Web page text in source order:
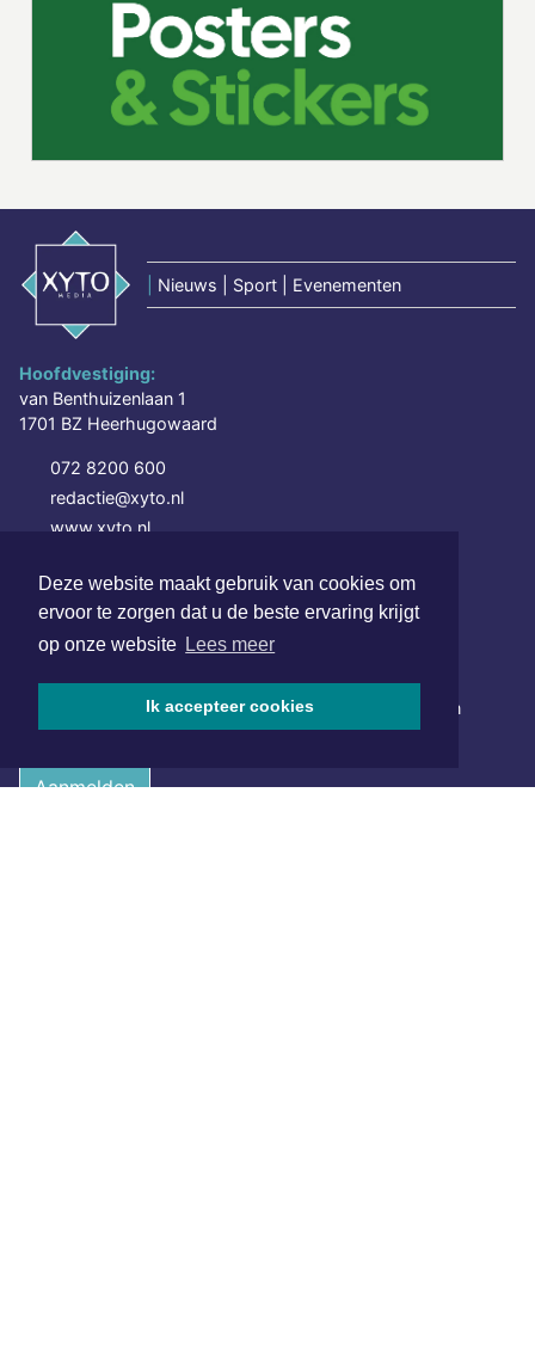
Deze website maakt gebruik van cookies om
ervoor te zorgen dat u de beste ervaring krijgt
op onze website Lees meer
Ik accepteer cookies
Nieuws | Sport | Evenementen
Hoofdvestiging:
van Benthuizenlaan 1
1701 BZ Heerhugowaard
072 8200 600
redactie@xyto.nl
www.xyto.nl
SOCIAL MEDIA
Schrijf je in voor onze nieuwsbrief en krijg wekelijks een
samenvatting van alle gebeurtenissen uit jouw regio.
Aanmelden